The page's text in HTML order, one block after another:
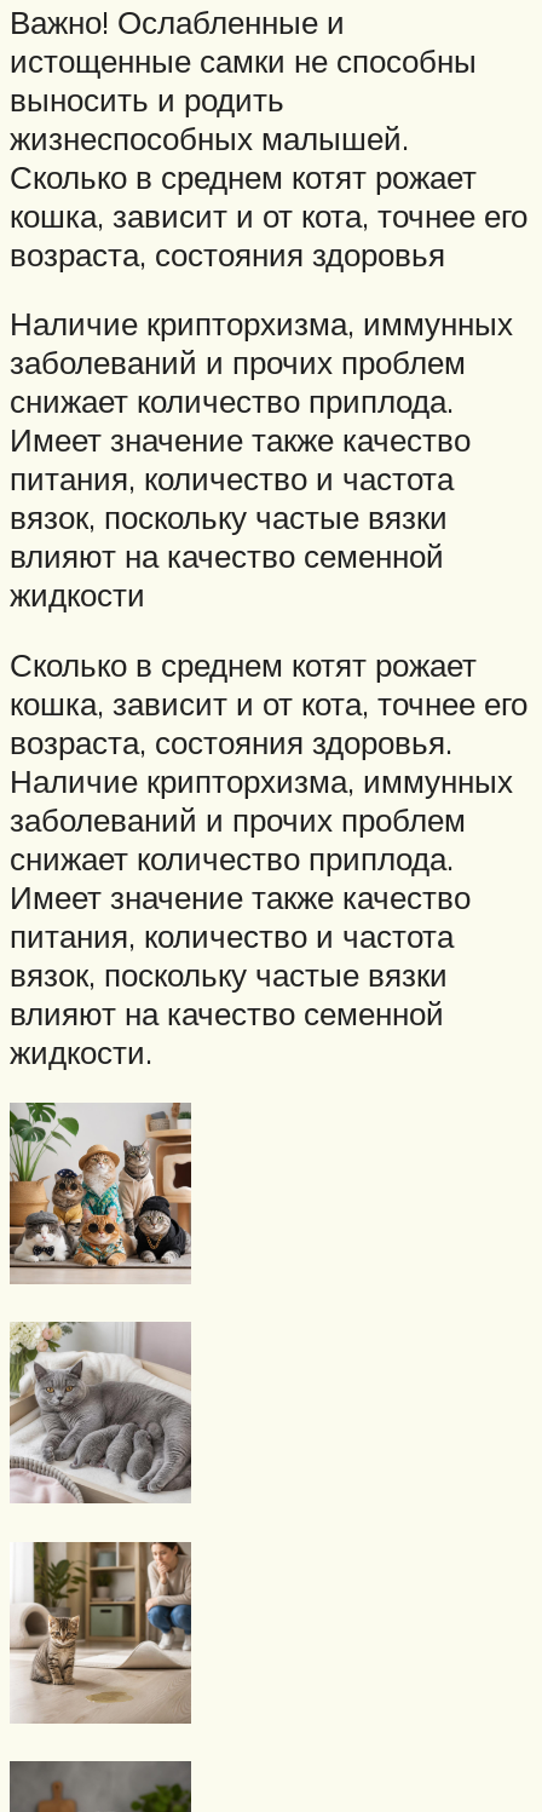
Важно! Ослабленные и
истощенные самки не способны
выносить и родить
жизнеспособных малышей.
Сколько в среднем котят рожает
кошка, зависит и от кота, точнее его
возраста, состояния здоровья
Наличие крипторхизма, иммунных
заболеваний и прочих проблем
снижает количество приплода.
Имеет значение также качество
питания, количество и частота
вязок, поскольку частые вязки
влияют на качество семенной
жидкости
Сколько в среднем котят рожает
кошка, зависит и от кота, точнее его
возраста, состояния здоровья.
Наличие крипторхизма, иммунных
заболеваний и прочих проблем
снижает количество приплода.
Имеет значение также качество
питания, количество и частота
вязок, поскольку частые вязки
влияют на качество семенной
жидкости.